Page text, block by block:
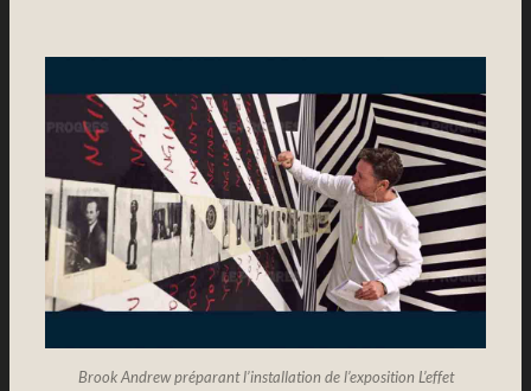
Brook Andrew préparant l’installation de l’exposition L’effet